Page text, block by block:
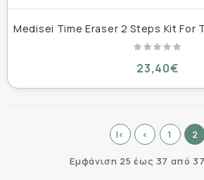
23,40€
|< < 1 2
Εμφάνιση 25 έως 37 από